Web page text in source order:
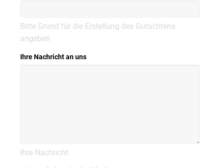
Bitte Grund für die Erstellung des Gutachtens
angeben
Ihre Nachricht an uns
Ihre Nachricht